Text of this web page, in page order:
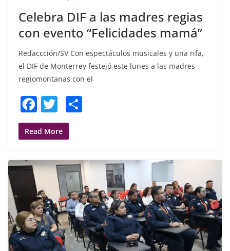
Celebra DIF a las madres regias
con evento “Felicidades mamá”
Redaccción/SV Con espectáculos musicales y una rifa,
el DIF de Monterrey festejó este lunes a las madres
regiomontanas con el
F
a
c
b
o
o
k
T
w
itt
Read More